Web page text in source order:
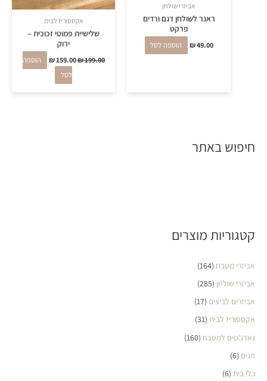
חיפוש באתר
קטגוריות מוצרים
אביזרי מטבח (164)
אביזרי שולחן (285)
אביזרים לביצים (17)
אקססוריז לבית (31)
גאדג'טים למטבח (160)
חגים (6)
כלי בית (6)
אביזרי שולחן
ראנר לשולחן דגם ורדים
פרקט
₪49.00 הוספה לסל
אקססוריז לבית
שלישיית פמוטי זכוכית –
ירוק
₪199.00
₪159.00
הוספה
לסל